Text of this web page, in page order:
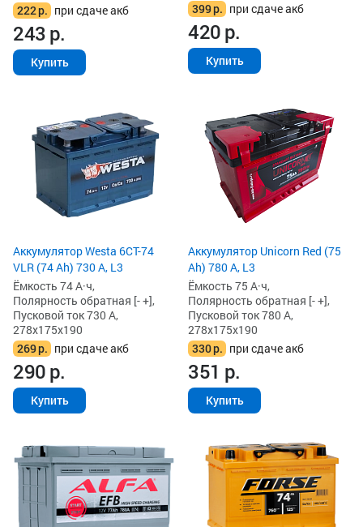
222р. при сдаче акб
243р.
Купить
399р. при сдаче акб
420р.
Купить
Аккумулятор Westa 6СТ-74
VLR (74 Ah) 730 А, L3
Ёмкость 74 А·ч,
Полярность обратная [- +],
Пусковой ток 730 А,
278x175x190
269р. при сдаче акб
290р.
Купить
Аккумулятор Unicorn Red (75
Ah) 780 А, L3
Ёмкость 75 А·ч,
Полярность обратная [- +],
Пусковой ток 780 А,
278x175x190
330р. при сдаче акб
351 р.
Купить